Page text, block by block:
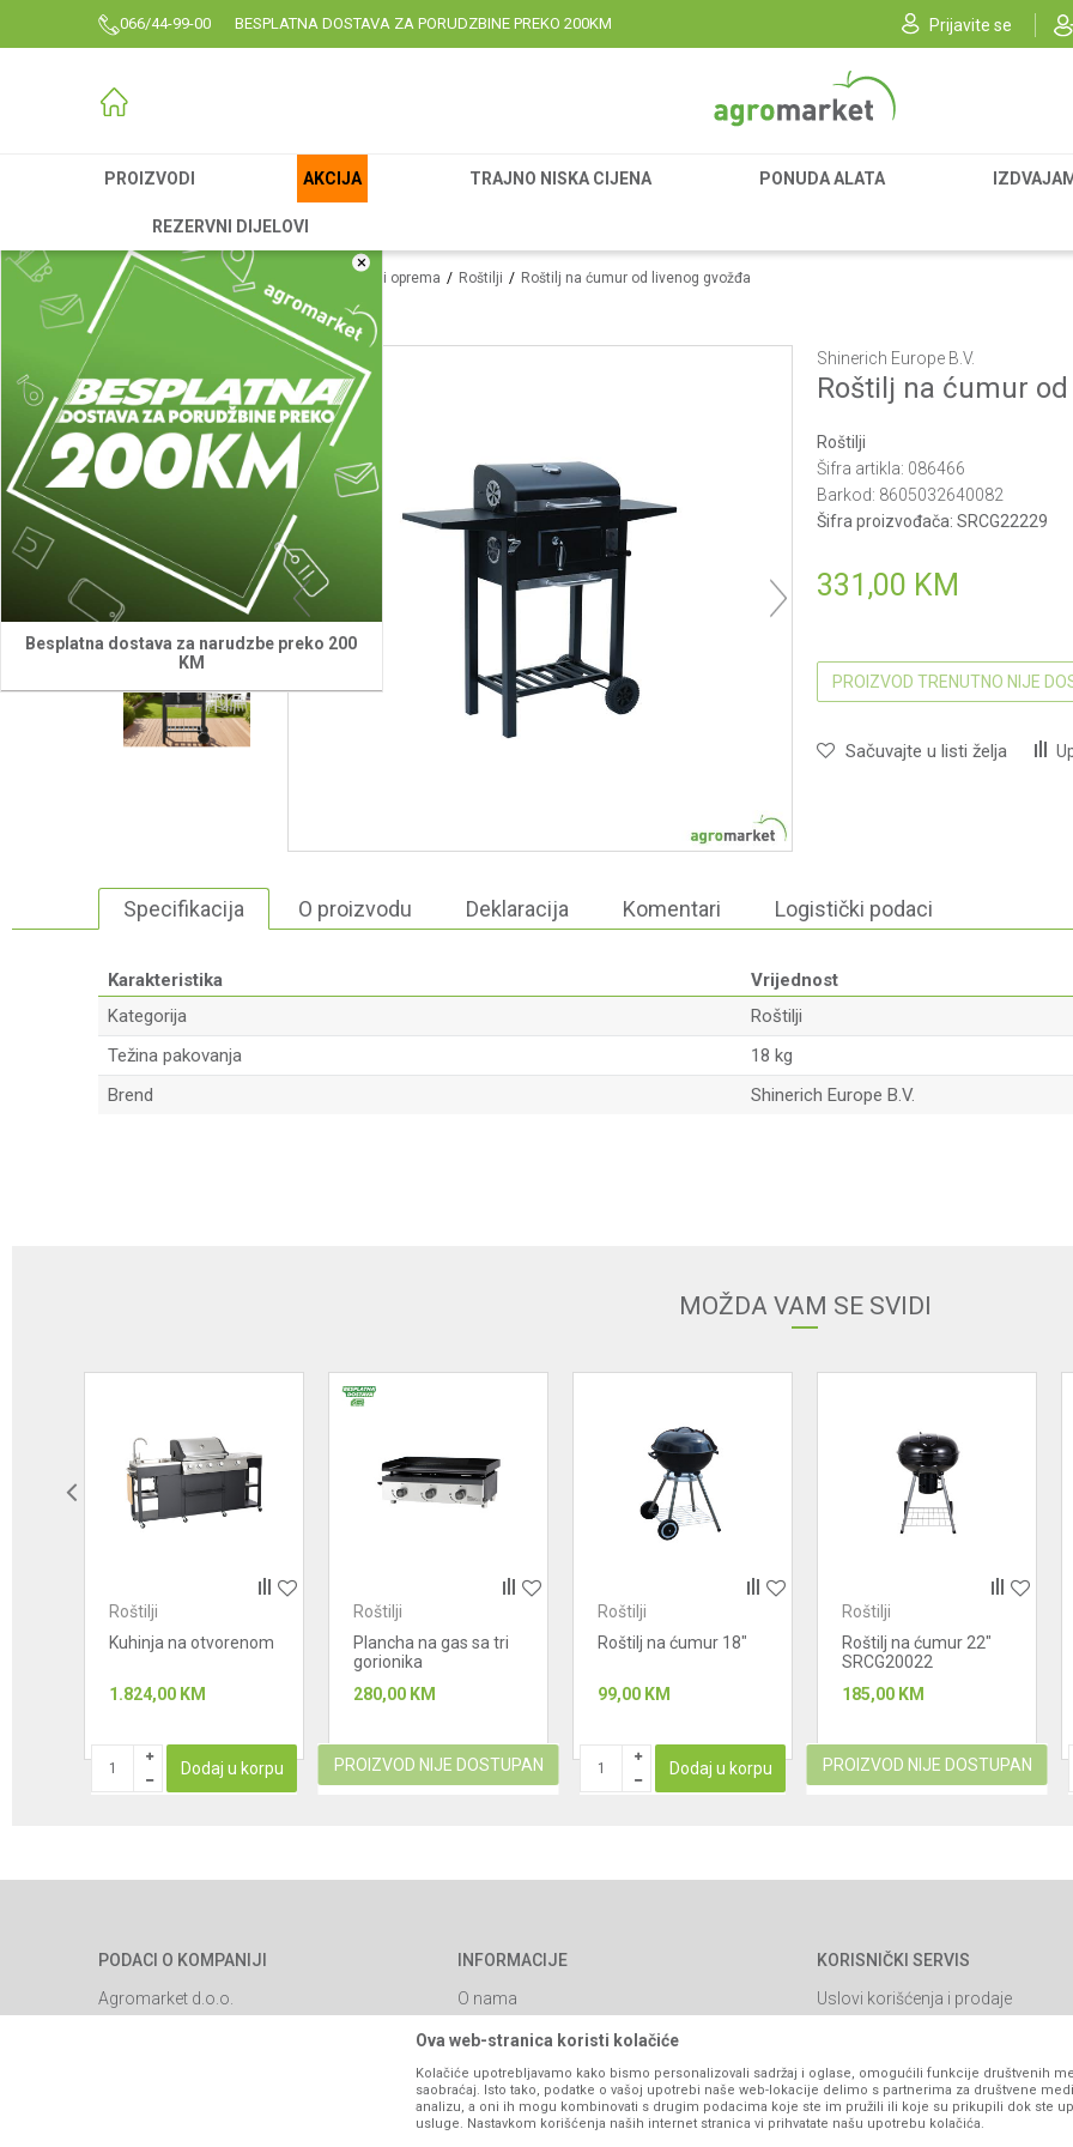
066/44-99-00 BESPLATNA DOSTAVA ZA PORUDZBINE PREKO 200KM Prijavite se
PROIZVODI AKCIJA TRAJNO NISKA CIJENA PONUDA ALATA
REZERVNI DIJELOVI
×
Besplatna dostava za narudzbe preko 200
KM
Agromarket Proizvodi Roštilj i oprema Roštilji Roštilj na ćumur od livenog gvožđa
Shinerich Europe B.V.
Roštilj na ćumur
Roštilji
Šifra artikla: 086466
Barkod: 8605032640082
Šifra proizvođača: SRCG22229
331,00 KM
PROIZVOD TRENUTNO NIJE
Sačuvajte u listi želja
Specifikacija O proizvodu Deklaracija Komentari Logistički podaci
Karakteristika
Vrijednost
Kategorija
Roštilji
Težina pakovanja
18 kg
Brend
Shinerich Europe B.V.
Anti-spam zaštita - izračunajte koliko je 2 + 3 :
MOŽDA VAM SE SVIDI
Roštilji
Kuhinja na otvorenom
1.824,00 KM
Dodaj u korpu
Roštilji
Plancha na gas sa tri
gorionika
280,00 KM
PROIZVOD NIJE DOSTUPAN
Roštilji
Roštilj na ćumur 18"
99,00 KM
Dodaj u korpu
Roštilji
Roštilj na ćumur 22"
SRCG20022
185,00 KM
PROIZVOD NIJE DOSTUPAN
PODACI O KOMPANIJI
Agromarket d.o.o.
INFORMACIJE
O nama
Brendovi
Katalozi
Saradnja
Blog
KORISNIČKI SERVIS
Uslovi korišćenja i prodaje
Kako kupiti
Isporuka
Načini plaćanja
Ova web-stranica koristi kolačiće
Kolačiće upotrebljavamo kako bismo personalizovali sadržaj i oglase, omogućili funkcije društvenih
saobraćaj. Isto tako, podatke o vašoj upotrebi naše web-lokacije delimo s partnerima za društvene
analizu, a oni ih mogu kombinovati s drugim podacima koje ste im pružili ili koje su prikupili dok ste
usluge. Nastavkom korišćenja naših internet stranica vi prihvatate našu upotrebu kolačića.